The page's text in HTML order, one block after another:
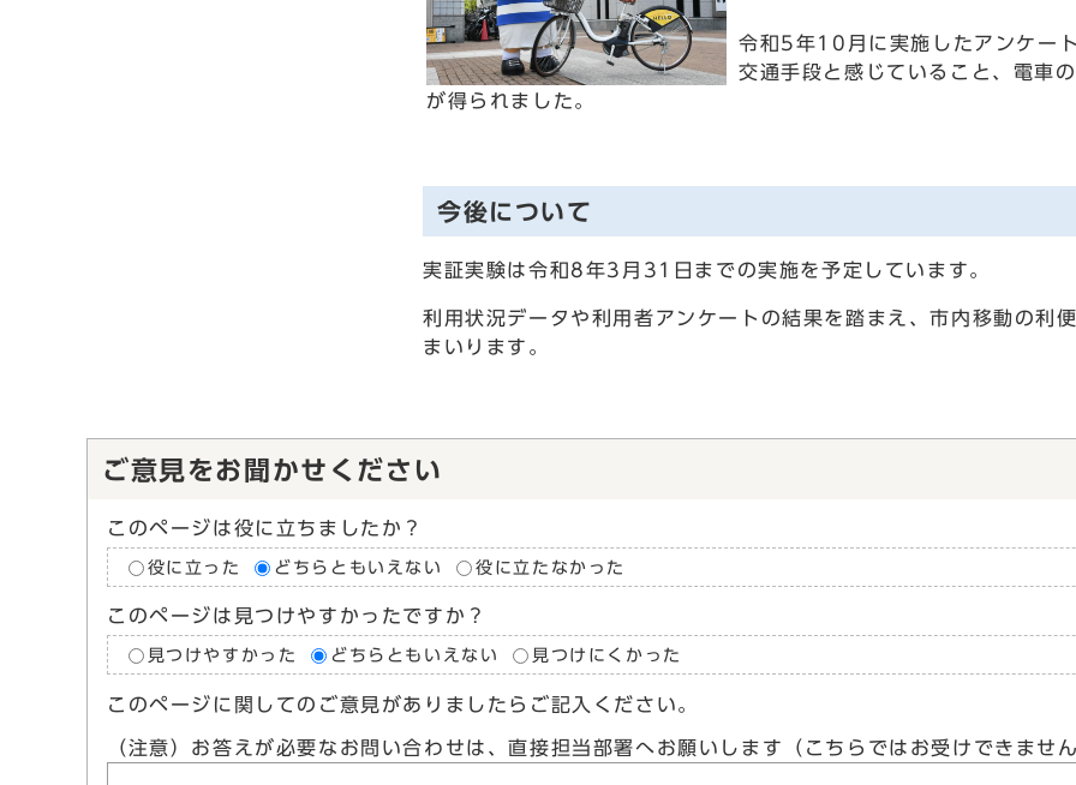
令和5年10月に実施したアンケー
交通手段と感じていること、電車
が得られました。
今後について
実証実験は令和8年3月31日までの実施を予定しています。
利用状況データや利用者アンケートの結果を踏まえ、市内移動の利
まいります。
ご意見をお聞かせください
このページは役に立ちましたか？
役に立った どちらともいえない 役に立たなかった
このページは見つけやすかったですか？
見つけやすかった どちらともいえない 見つけにくかった
このページに関してのご意見がありましたらご記入ください。
（注意）お答えが必要なお問い合わせは、直接担当部署へお願いします（こちらではお受けできませ